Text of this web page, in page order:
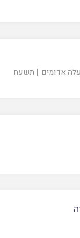
אדומים | תשעח